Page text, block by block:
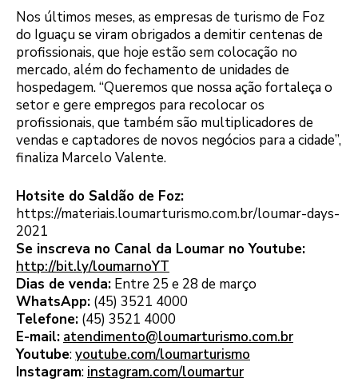
Nos últimos meses, as empresas de turismo de Foz
do Iguaçu se viram obrigados a demitir centenas de
profissionais, que hoje estão sem colocação no
mercado, além do fechamento de unidades de
hospedagem. “Queremos que nossa ação fortaleça o
setor e gere empregos para recolocar os
profissionais, que também são multiplicadores de
vendas e captadores de novos negócios para a cidade”,
finaliza Marcelo Valente.
Hotsite do Saldão de Foz:
https://materiais.loumarturismo.com.br/loumar-days-
2021
Se inscreva no Canal da Loumar no Youtube:
http://bit.ly/loumarnoYT
Dias de venda: Entre 25 e 28 de março
WhatsApp: (45) 3521 4000
Telefone: (45) 3521 4000
E-mail: atendimento@loumarturismo.com.br
Youtube:youtube.com/loumarturismo
Instagram: instagram.com/loumartur